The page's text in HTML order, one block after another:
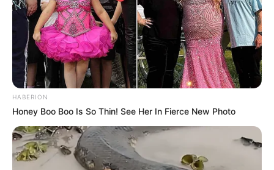
HABERION
Honey Boo Boo Is So Thin! See Her In Fierce New Photo